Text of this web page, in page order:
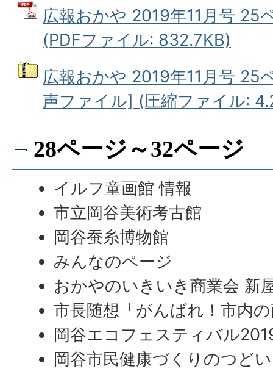
広報おかや 2019年11月号 25
(PDFファイル: 832.7KB)
広報おかや 2019年11月号 25
声ファイル] (圧縮ファイル:
28ページ～32ページ
イルフ童画館 情報
市立岡谷美術考古館
岡谷蚕糸博物館
みんなのページ
おかやのいきいき商業会 新
市長随想「がんばれ！市内
岡谷エコフェスティバル
岡谷市民健康づくりのつどい